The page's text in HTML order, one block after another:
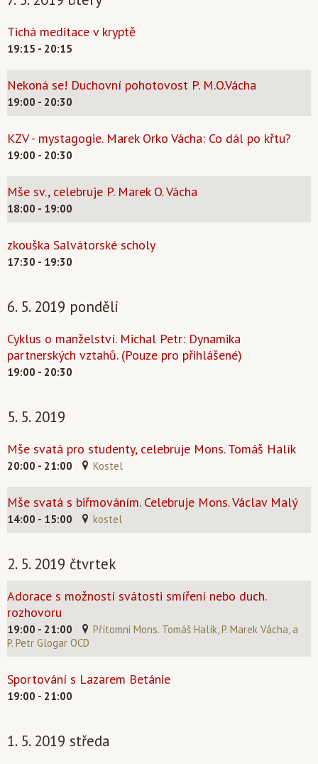
Tichá meditace v kryptě
19:15 - 20:15
Nekoná se! Duchovní pohotovost P. M.O.Vácha
19:00 - 20:30
KZV - mystagogie. Marek Orko Vácha: Co dál po křtu?
19:00 - 20:30
Mše sv., celebruje P. Marek O. Vácha
18:00 - 19:00
zkouška Salvátorské scholy
17:30 - 19:30
6. 5. 2019 pondělí
Cyklus o manželství. Michal Petr: Dynamika
partnerských vztahů. (Pouze pro přihlášené)
19:00 - 20:30
5. 5. 2019
Mše svatá pro studenty, celebruje Mons. Tomáš Halík
20:00 - 21:00 Kostel
Mše svatá s biřmováním. Celebruje Mons. Václav Malý
14:00 - 15:00 kostel
2. 5. 2019 čtvrtek
Adorace s možností svátosti smíření nebo duch.
rozhovoru
19:00 - 21:00
Přítomni Mons. Tomáš Halík, P. Marek Vácha, a
P. Petr Glogar OCD
Sportování s Lazarem Betánie
19:00 - 21:00
1. 5. 2019 středa